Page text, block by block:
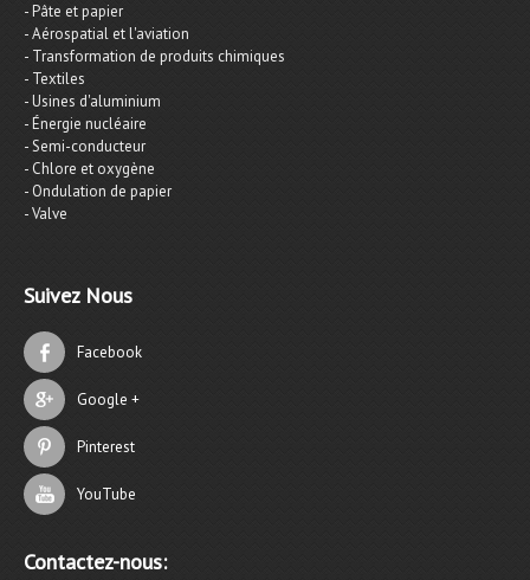
- Pâte et papier
- Aérospatial et l'aviation
- Transformation de produits chimiques
- Textiles
- Usines d'aluminium
- Énergie nucléaire
- Semi-conducteur
- Chlore et oxygène
- Ondulation de papier
- Valve
Suivez Nous
Facebook
Google +
Pinterest
YouTube
Contactez-nous: